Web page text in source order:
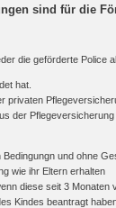
sind für die
die geförderte Police
hat.
privaten
der
und ohne
wie ihr Eltern erhalten
diese seit 3 Monaten
Kindes beantragt